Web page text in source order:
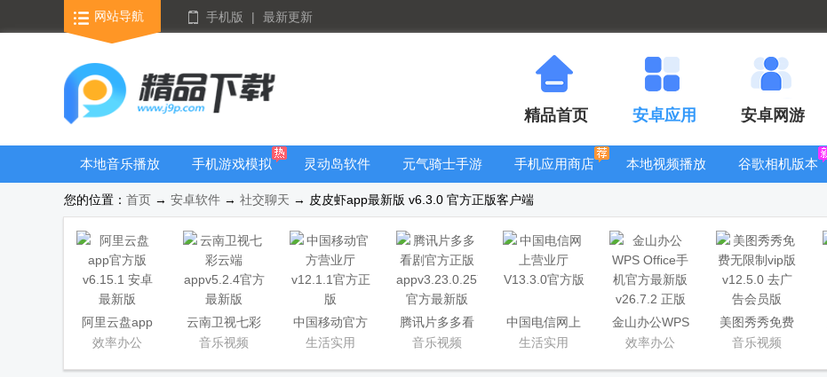
网站导航 手机版 | 最新更新
精品首页 安卓应用 安卓网游
本地音乐播放
手机游戏模拟
器安卓版合集
灵动岛软件
元气骑士手游
大全
手机应用商店
本地视频播放
谷歌相机版本
您的位置： 首页 → 安卓软件 → 社交聊天 → 皮皮虾app最新版 v6.3.0 官方正版客户端
阿里云盘app
官方版
效率办公
云南卫视七彩
云端app
音乐视频
中国移动官方
营业厅
生活实用
腾讯片多多看
剧官方正版
音乐视频
中国电信网上
营业厅
生活实用
金山办公WPS
Office手机官
效率办公
美图秀秀免费
无限制vip版
音乐视频